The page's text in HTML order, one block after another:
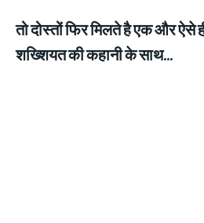
तो दोस्तों फिर मिलते है एक और ऐसे
शख्शियत की कहानी के साथ…